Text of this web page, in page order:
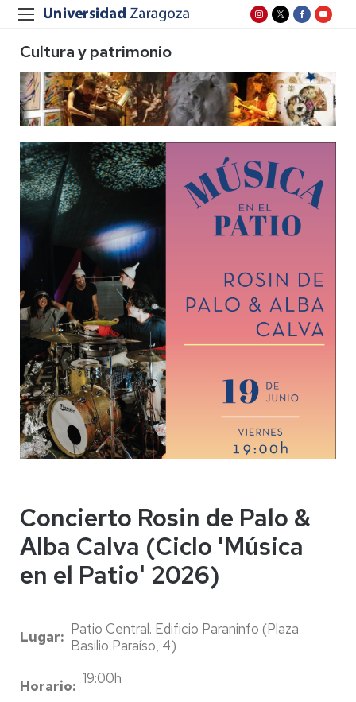
Cultura y patrimonio
Concierto Rosin de Palo &
Alba Calva (Ciclo 'Música
en el Patio' 2026)
Lugar
Patio Central. Edificio Paraninfo (Plaza
Basilio Paraíso, 4)
Horario
19:00h